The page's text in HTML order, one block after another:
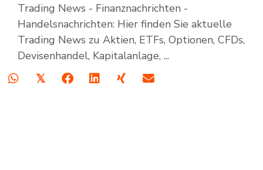
Trading News - Finanznachrichten -
Handelsnachrichten: Hier finden Sie aktuelle
Trading News zu Aktien, ETFs, Optionen, CFDs,
Devisenhandel, Kapitalanlage, ...
𝕏